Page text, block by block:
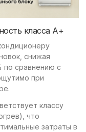
класса А+
снижая
по сравнению с
при
классу
что
затраты в